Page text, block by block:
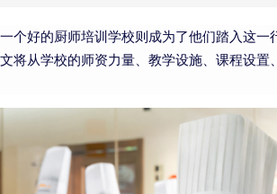
个好的厨师培训学校则成为了他们踏入这一
将从学校的师资力量、教学设施、课程设置